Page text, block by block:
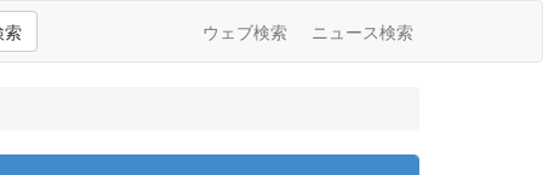
索 ウェブ検索 ニュース検索